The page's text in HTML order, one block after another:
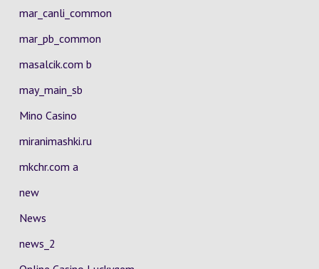
mar_canli_common
mar_pb_common
masalcik.com b
may_main_sb
Mino Casino
miranimashki.ru
mkchr.com a
new
News
news_2